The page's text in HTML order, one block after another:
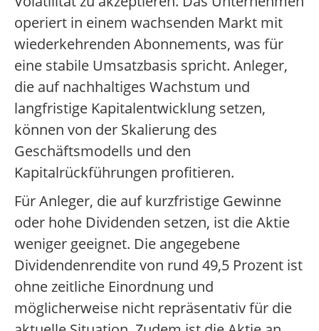
operiert in einem wachsenden Markt mit
wiederkehrenden Abonnements, was für
eine stabile Umsatzbasis spricht. Anleger,
die auf nachhaltiges Wachstum und
langfristige Kapitalentwicklung setzen,
können von der Skalierung des
Geschäftsmodells und den
Kapitalrückführungen profitieren.
Für Anleger, die auf kurzfristige Gewinne
oder hohe Dividenden setzen, ist die Aktie
weniger geeignet. Die angegebene
Dividendenrendite von rund 49,5 Prozent ist
ohne zeitliche Einordnung und
möglicherweise nicht repräsentativ für die